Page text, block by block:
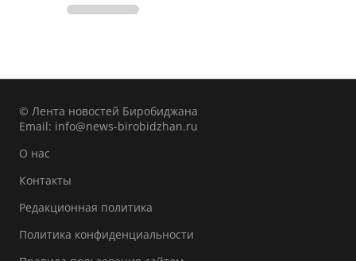
© Лента новостей Биробиджана
Email: info@news-birobidzhan.ru
О нас
Контакты
Редакционная политика
Политика конфиденциальности